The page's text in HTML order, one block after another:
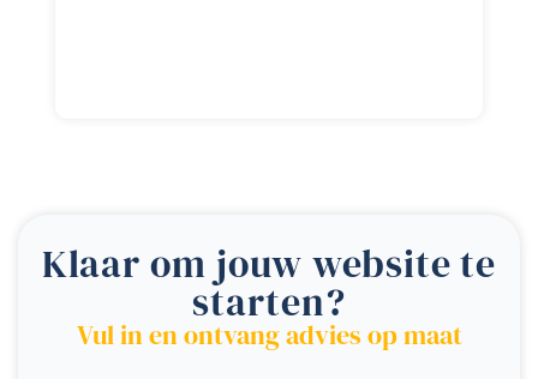
Klaar om jouw website te
starten?
Vul in en ontvang advies op maat